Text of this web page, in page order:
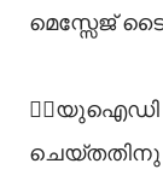
മെസ്സേജ്
👉🏻യുഐഡി
ചെയ്തതിനു